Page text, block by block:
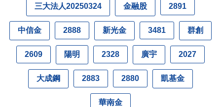
三大法人20250324 金融股 2891
中信金 2888 新光金 3481 群創
2609 陽明 2328 廣宇 2027
大成鋼 2883 2880 凱基金
華南金